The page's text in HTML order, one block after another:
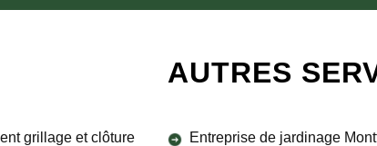
AUTRES
grillage et clôture
Entreprise de jardinage